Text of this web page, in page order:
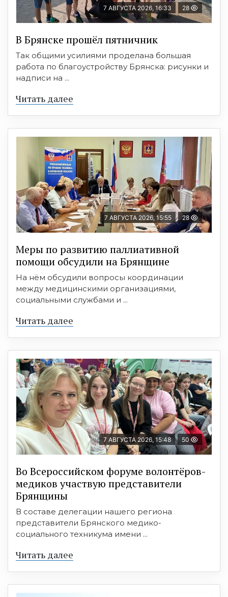
7 АВГУСТА 2026, 16:33 28
В Брянске прошёл пятничник
Так общими усилиями проделана большая
работа по благоустройству Брянска: рисунки и
надписи на ...
Читать далее
7 АВГУСТА 2026, 15:55 28
Меры по развитию паллиативной
помощи обсудили на Брянщине
На нём обсудили вопросы координации
между медицинскими организациями,
социальными службами и ...
Читать далее
7 АВГУСТА 2026, 15:48 50
Во Всероссийском форуме волонтёров-
медиков участвую представители
Брянщины
В составе делегации нашего региона
представители Брянского медико-
социального техникума имени ...
Читать далее